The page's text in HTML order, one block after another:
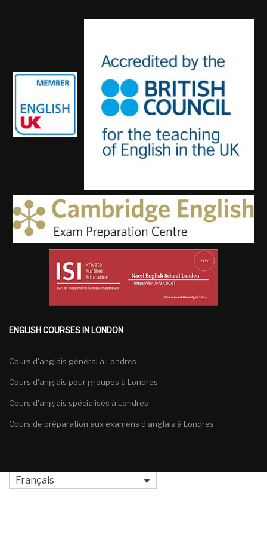
ENGLISH COURSES IN LONDON
Cours d'anglais général à Londres
Cours d'anglais pour groupes à Londres
Cours d'anglais spécialisés à Londres
Cours de préparation aux examens d'anglais à Londres
Français